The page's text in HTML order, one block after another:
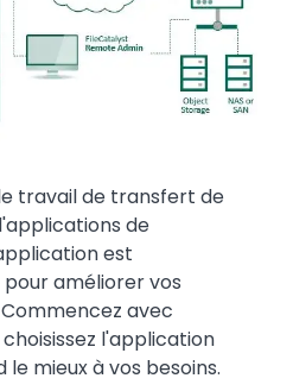
travail de transfert de
de
est
améliorer vos
avec
l'application
mieux à vos besoins.